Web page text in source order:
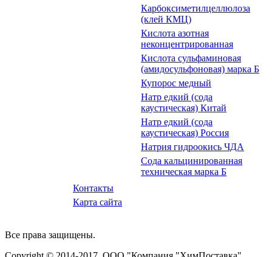
Карбоксиметилцеллюлоза
(клей КМЦ)
Кислота азотная
неконцентрированная
Кислота сульфаминовая
(амидосульфоновая) марка Б
Купорос медный
Натр едкий (сода
каустическая) Китай
Натр едкий (сода
каустическая) Россия
Натрия гидроокись ЧДА
Сода кальцинированная
техническая марка Б
Контакты
Карта сайта
Все права защищены.